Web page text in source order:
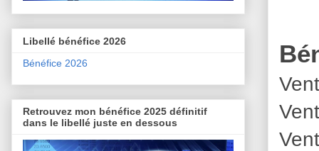
Libellé bénéfice 2026
Bénéfice 2026
Retrouvez mon bénéfice 2025 définitif
dans le libellé juste en dessous